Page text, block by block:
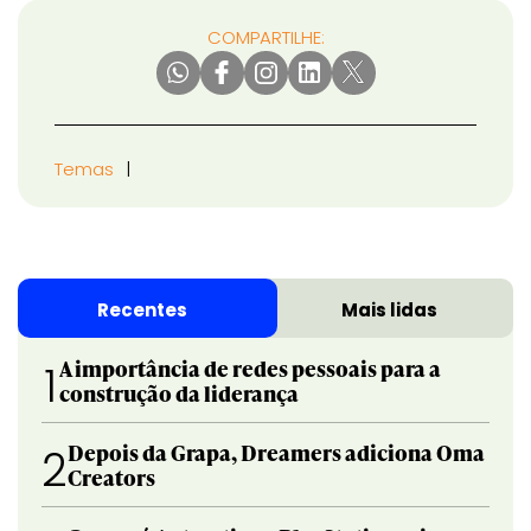
COMPARTILHE:
Temas
Recentes Mais lidas
1 A importância de redes pessoais para a
construção da liderança
2Depois da Grapa, Dreamers adiciona Oma
Creators